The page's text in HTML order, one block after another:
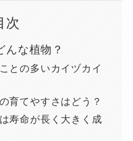
次
んな植物？
との多いカイヅカイ
育てやすさはどう？
寿命が長く大きく成